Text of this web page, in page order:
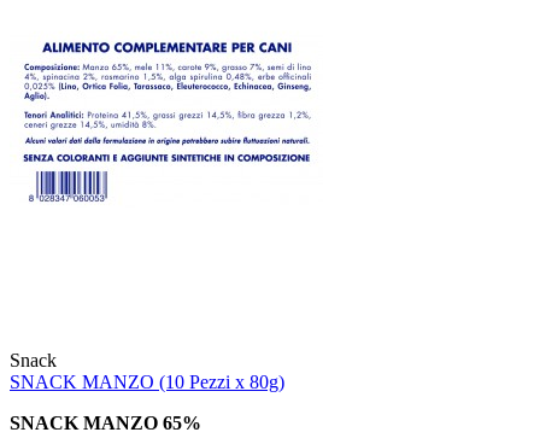
Snack
SNACK MANZO (10 Pezzi x 80g)
SNACK MANZO 65%